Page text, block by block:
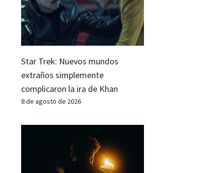
Star Trek: Nuevos mundos
extraños simplemente
complicaron la ira de Khan
8 de agosto de 2026